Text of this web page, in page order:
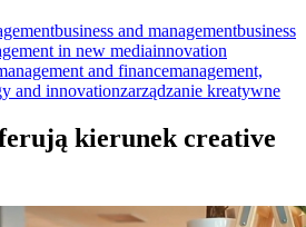
business and managementbusiness
in new mediainnovation
and financemanagement,
and innovationzarządzanie kreatywne
kierunek creative